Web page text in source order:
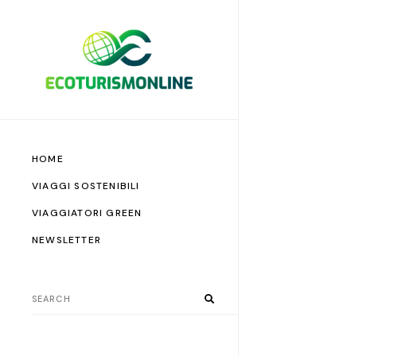
HOME
VIAGGI SOSTENIBILI
VIAGGIATORI GREEN
NEWSLETTER